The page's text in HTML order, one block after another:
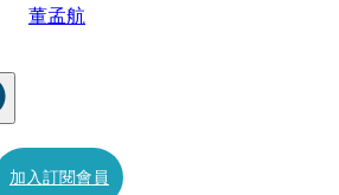
董孟航
加入訂閱會員